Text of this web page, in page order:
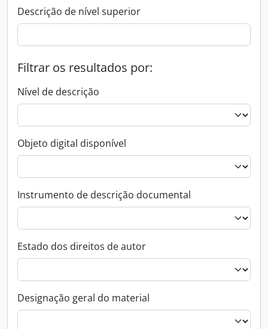
Descrição de nível superior
Filtrar os resultados por:
Nível de descrição
Objeto digital disponível
Instrumento de descrição documental
Estado dos direitos de autor
Designação geral do material